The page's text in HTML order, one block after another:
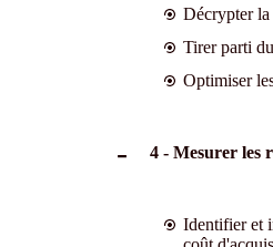
Décrypter la
Tirer parti
Optimiser
4 - Mesurer les
Identifier et